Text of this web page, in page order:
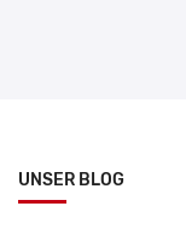
UNSER BLOG